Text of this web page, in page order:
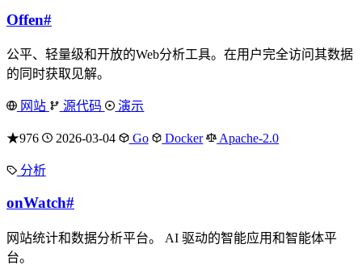
Offen#
公平、轻量级和开放的Web分析工具。在用户完全访问其数据
的同时获取见解。
网站 源代码 演示
★976 2026-03-04 Go Docker Apache-2.0
分析
onWatch#
网站统计和数据分析平台。 AI 驱动的智能应用和智能体平
台。